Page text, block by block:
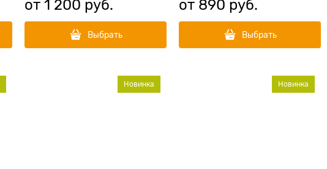
от 1 200 руб.
Выбрать
от 890 руб.
Выбрать
Новинка Новинка